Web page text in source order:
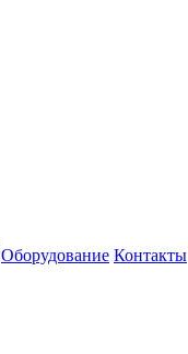
Оборудование Контакты